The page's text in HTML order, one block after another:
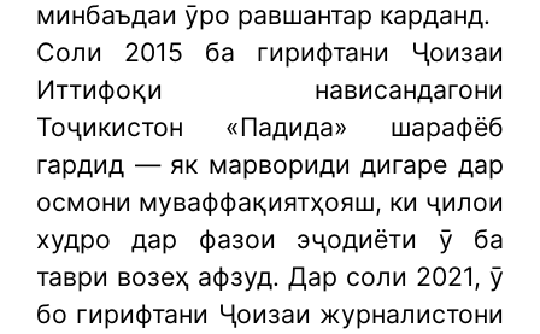
минбаъдаи ӯро равшантар карданд.
Соли 2015 ба гирифтани Ҷоизаи
Иттифоқи нависандагони
Тоҷикистон «Падида» шарафёб
гардид — як марвориди дигаре дар
осмони муваффақиятҳояш, ки ҷилои
худро дар фазои эҷодиёти ӯ ба
таври возеҳ афзуд. Дар соли 2021, ӯ
бо гирифтани Ҷоизаи журналистони